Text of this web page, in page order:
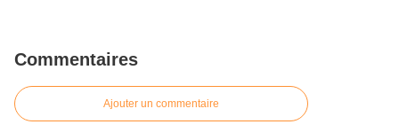
Commentaires
Ajouter un commentaire